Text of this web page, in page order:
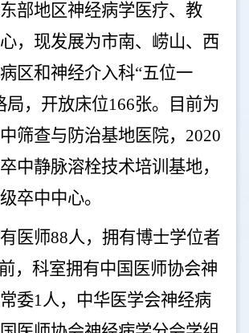
部地区神经病学医疗、教
，现发展为市南、崂山、西
区和神经介入科“五位一
局，开放床位166张。目前为
筛查与防治基地医院， 2020
中静脉溶栓技术培训基地，
卒中中心。
医师88人，拥有博士学位者
，科室拥有中国医师协会神
委1人，中华医学会神经病